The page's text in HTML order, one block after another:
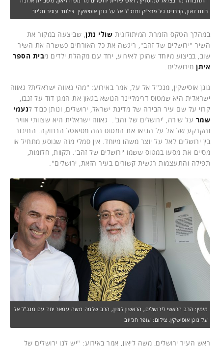
רווח דאון, קברניט גיל פרצ'יק ומנכ"ל אל על גונן אוסישקין. צילום: עופר חג'יוב
במהלך הטקס הזמרת המיתולוגית שולי נתן , שביצעה במקור את
השיר "ירושלים של זהב", ריגשה את כל האורחים כששרה את השיר
שוב, בביצוע מיוחד שהוכן לאירוע, יחד עם מקהלת ילדים מבית הספר
איתן מירושלים.
גונן אוסישקין, מנכ"ל אל על, אמר באירוע: "מהי גאווה ישראלית? גאווה
ישראלית היא שמטוס דרימליינר הנושא בגאון את המגן דוד על זנבו,
קרוי על שם עיר הבירה של מדינת ישראל, ירושלים, ונותן כבוד לנעמי
שמר על שירה, 'ירושלים של זהב'. גאווה ישראלית היא שצוותי אוויר
והקרקע של אל על הביאו את המטוס הזה מסיאטל הרחוקה. החיבור
בין ירושלים לאל על יוצר משהו מיוחד. אין סמלי מזה שנוסע מתחיל או
מסיים את מסעו במטוס ששמו 'ירושלים של זהב'. תקוות, חלומות,
תפילה והתעצמות רגשית קשורים בעיר הזאת, ירושלים".
מימין: הרב הראשי לירושלים, הראשון לציון, הרב שלמה משה עמאר יחד עם מנכ"ל אל
על גונן אוסישקין. צילום: עופר חג'יוב
ראש העיר ירושלים, משה ליאון, אמר באירוע: "יש לנו ירושלים של